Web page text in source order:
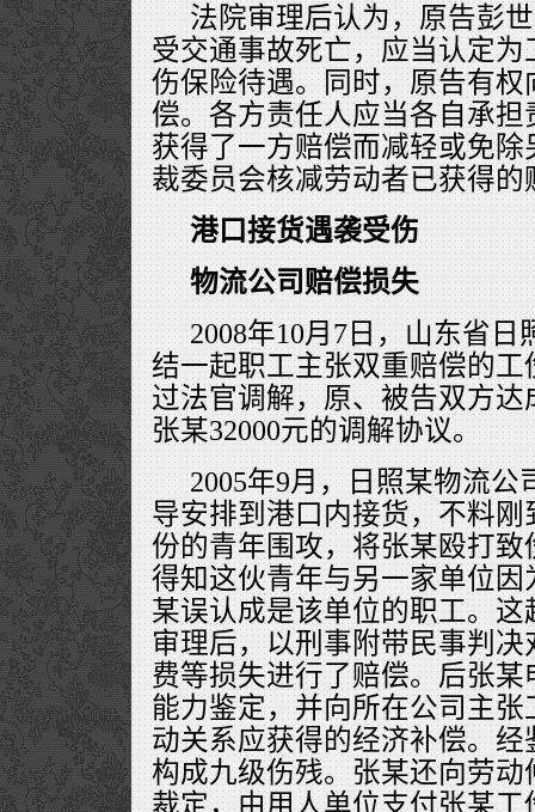
法院审理后认为，原告彭
受交通事故死亡，应当认定
伤保险待遇。同时，原告有
偿。各方责任人应当各自承
获得了一方赔偿而减轻或免
裁委员会核减劳动者已获得的
港口接货遇袭受伤
物流公司赔偿损失
2008年10月7日，山东省
结一起职工主张双重赔偿的
过法官调解，原、被告双方
张某32000元的调解协议。
2005年9月，日照某物流
导安排到港口内接货，不料
份的青年围攻，将张某殴打
得知这伙青年与另一家单位
某误认成是该单位的职工。
审理后，以刑事附带民事判
费等损失进行了赔偿。后张
能力鉴定，并向所在公司主
动关系应获得的经济补偿。
构成九级伤残。张某还向劳
裁定，由用人单位支付张某